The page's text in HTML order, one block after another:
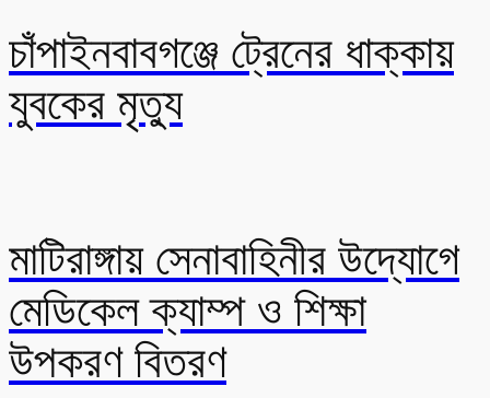
চাঁপাইনবাবগঞ্জে ট্রেনের ধাক্কায়
যুবকের মৃত্যু
মাটিরাঙ্গায় সেনাবাহিনীর উদ্যোগে
মেডিকেল ক্যাম্প ও শিক্ষা
উপকরণ বিতরণ